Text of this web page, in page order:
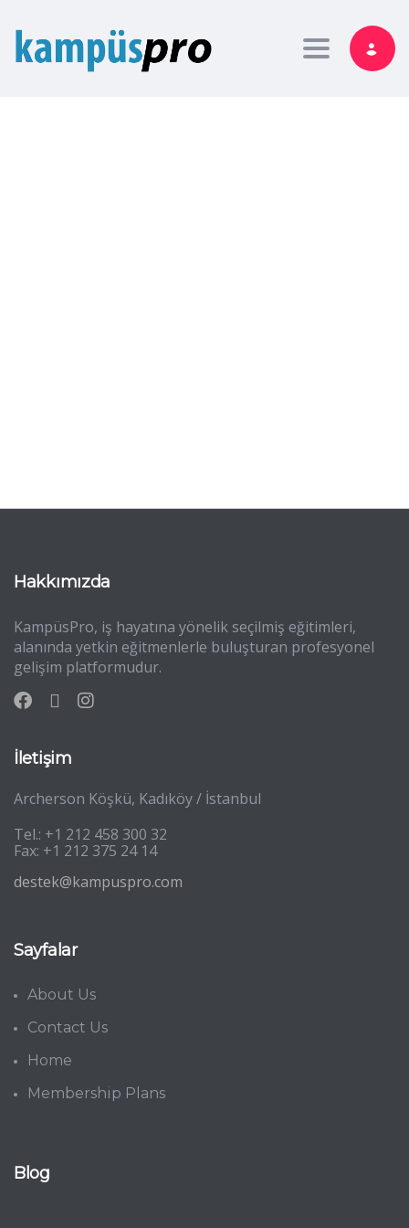
Toggle
Hakkımızda
KampüsPro, iş hayatına yönelik seçilmiş eğitimleri,
alanında yetkin eğitmenlerle buluşturan profesyonel
gelişim platformudur.
İletişim
Archerson Köşkü, Kadıköy / İstanbul
Tel.: +1 212 458 300 32
Fax: +1 212 375 24 14
destek@kampuspro.com
Sayfalar
About Us
Contact Us
Home
Membership Plans
Blog